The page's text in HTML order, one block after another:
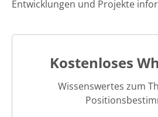
Entwicklungen und Projekte
Kostenloses
Wissenswertes zum